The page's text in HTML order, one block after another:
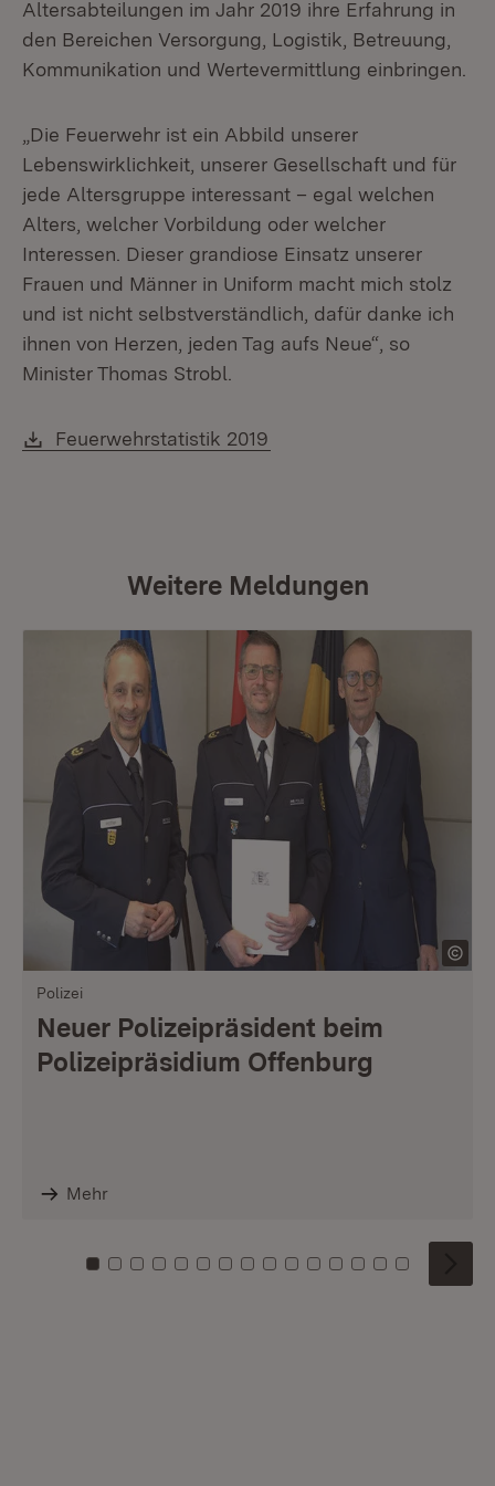
Altersabteilungen im Jahr 2019 ihre Erfahrung in
den Bereichen Versorgung, Logistik, Betreuung,
Kommunikation und Wertevermittlung einbringen.
„Die Feuerwehr ist ein Abbild unserer
Lebenswirklichkeit, unserer Gesellschaft und für
jede Altersgruppe interessant – egal welchen
Alters, welcher Vorbildung oder welcher
Interessen. Dieser grandiose Einsatz unserer
Frauen und Männer in Uniform macht mich stolz
und ist nicht selbstverständlich, dafür danke ich
ihnen von Herzen, jeden Tag aufs Neue“, so
Minister Thomas Strobl.
Download:
Feuerwehrstatistik 2019
Weitere Meldungen
Polizei
Neuer Polizeipräsident beim
Polizeipräsidium Offenburg
Mehr
Zu Kachel: 0
Zu Kachel: 1
Zu Kachel: 2
Zu Kachel: 3
Zu Kachel: 4
Zu Kachel: 5
Zu Kachel: 6
Zu Kachel: 7
Zu Kachel: 8
Zu Kachel: 9
Zu Kachel: 10
Zu Kachel: 11
Zu Kachel: 12
Zu Kachel:
Zu